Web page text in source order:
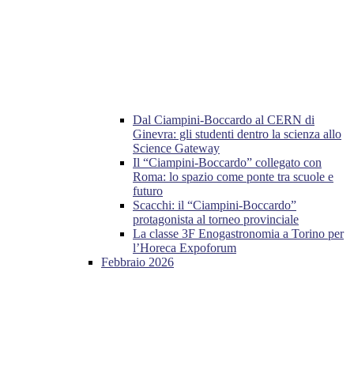
Dal Ciampini-Boccardo al CERN di
Ginevra: gli studenti dentro la scienza allo
Science Gateway
Il “Ciampini-Boccardo” collegato con
Roma: lo spazio come ponte tra scuole e
futuro
Scacchi: il “Ciampini-Boccardo”
protagonista al torneo provinciale
La classe 3F Enogastronomia a Torino per
l’Horeca Expoforum
Febbraio 2026